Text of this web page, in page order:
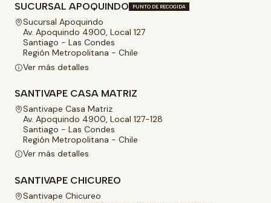
SUCURSAL APOQUINDO PUNTO DE RECOGIDA
Sucursal Apoquindo
Av. Apoquindo 4900, Local 127
Santiago - Las Condes
Región Metropolitana - Chile
Ver más detalles
SANTIVAPE CASA MATRIZ
Santivape Casa Matriz
Av. Apoquindo 4900, Local 127-128
Santiago - Las Condes
Región Metropolitana - Chile
Ver más detalles
SANTIVAPE CHICUREO
Santivape Chicureo